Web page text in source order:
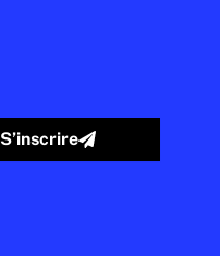
S’inscrire